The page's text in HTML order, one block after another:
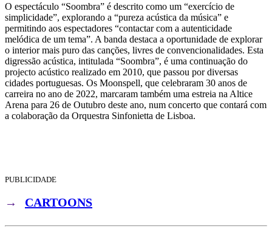
O espectáculo “Soombra” é descrito como um “exercício de
simplicidade”, explorando a “pureza acústica da música” e
permitindo aos espectadores “contactar com a autenticidade
melódica de um tema”. A banda destaca a oportunidade de explorar
o interior mais puro das canções, livres de convencionalidades. Esta
digressão acústica, intitulada “Soombra”, é uma continuação do
projecto acústico realizado em 2010, que passou por diversas
cidades portuguesas. Os Moonspell, que celebraram 30 anos de
carreira no ano de 2022, marcaram também uma estreia na Altice
Arena para 26 de Outubro deste ano, num concerto que contará com
a colaboração da Orquestra Sinfonietta de Lisboa.
PUBLICIDADE
→ CARTOONS